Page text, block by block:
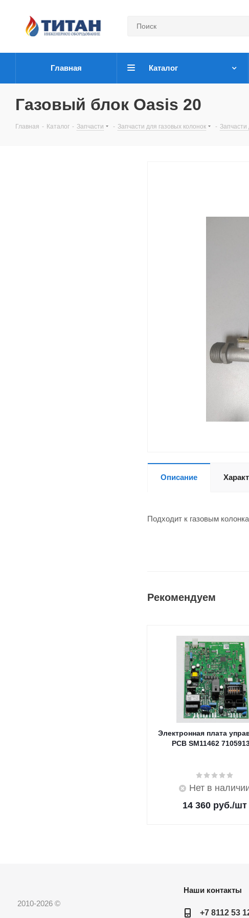
Главная Каталог
Газовый блок Oasis 20
Главная - Каталог - Запчасти - Запчасти для газовых колонок - Запчасти
Описание
Подходит к газовым
Рекомендуем
Электронная плата
PCB SM11462
Нет в
14 360 руб./шт
2010-2026 ©
Наши контакты
+7 8112 53